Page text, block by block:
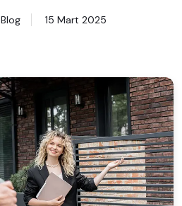
Blog 15 Mart 2025